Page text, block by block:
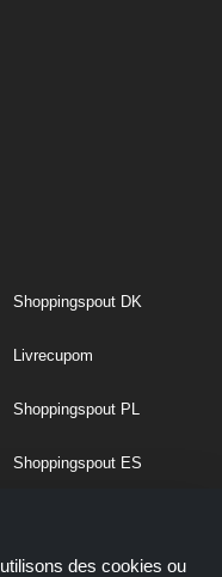
Shoppingspout DK
Livrecupom
Shoppingspout PL
Shoppingspout ES
Shoppingspout NO
des cookies ou